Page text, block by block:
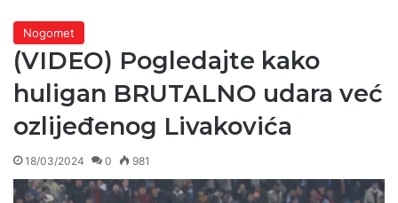
Nogomet
(VIDEO) Pogledajte kako
huligan BRUTALNO udara već
ozlijeđenog Livakovića
18/03/2024 0 981